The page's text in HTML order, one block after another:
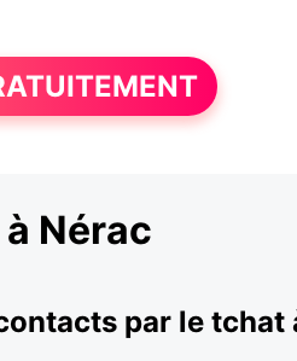
Nérac
par le tchat